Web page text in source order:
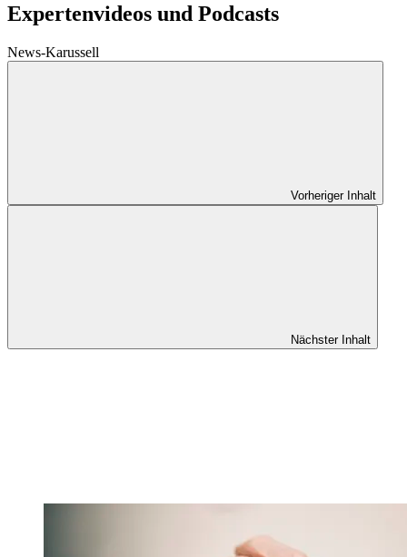
Expertenvideos und Podcasts
News-Karussell
Vorheriger Inhalt
Nächster Inhalt